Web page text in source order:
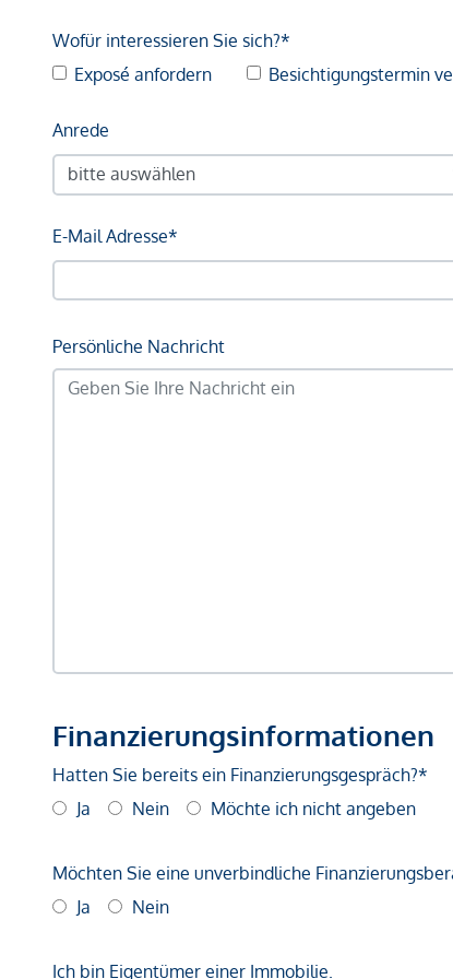
Wofür interessieren Sie sich?*
Exposé anfordern
Besichtigungstermin
Anrede
E-Mail Adresse*
Persönliche Nachricht
Finanzierungsinformationen
Hatten Sie bereits ein Finanzierungsgespräch?*
Ja
Nein Möchte ich nicht angeben
Möchten Sie eine unverbindliche
Ja
Nein
Ich bin Eigentümer einer Immobilie.